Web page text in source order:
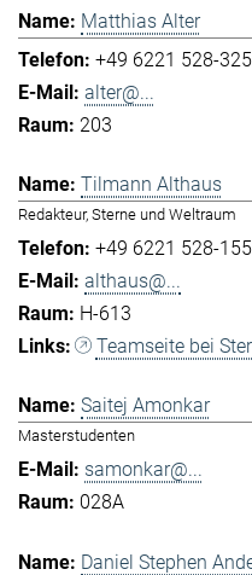
Matthias Alter
+49 6221 528-325
alter@...
203
Tilmann Althaus
Redakteur, Sterne und Weltraum
+49 6221 528-155
althaus@...
H-613
Teamseite bei
Saitej Amonkar
Masterstudenten
samonkar@...
028A
Daniel Stephen